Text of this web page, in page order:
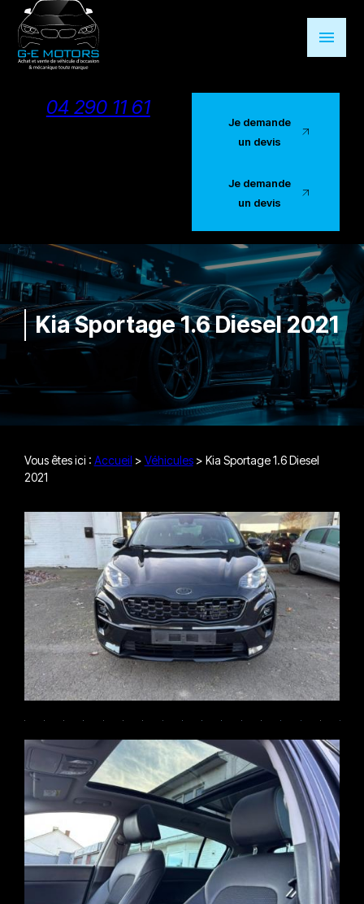
menu
04 290 11 61
Je demande
un devis
Je demande
un devis
Kia Sportage 1.6 Diesel 2021
Vous êtes ici : Accueil > Véhicules> Kia Sportage 1.6 Diesel
2021
Panneau de gestion des cookies